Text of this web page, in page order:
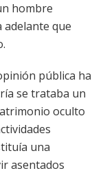
hombre
adelante que
pública ha
se trataba un
oculto
una
asentados